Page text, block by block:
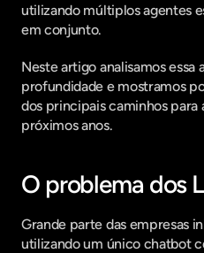
utilizando múltiplos agentes
em conjunto.
Neste artigo analisamos essa
profundidade e mostramos
dos principais caminhos para
próximos anos.
O problema dos
Grande parte das empresas
utilizando um único chatbot